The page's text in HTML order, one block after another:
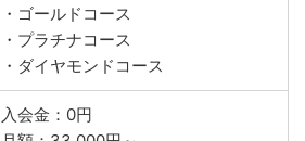
・ゴールドコース
・プラチナコース
・ダイヤモンドコース
入会金：0円